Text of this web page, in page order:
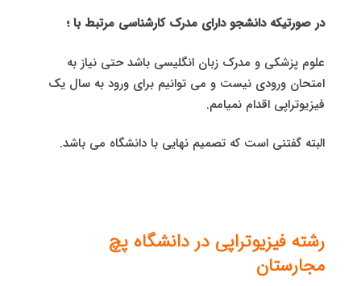
در صورتیکه دانشجو دارای مدرک کارشناسی مرتبط با ؛
علوم پزشکی و مدرک زبان انگلیسی باشد حتی نیاز به
امتحان ورودی نیست و می توانیم برای ورود به سال یک
فیزیوتراپی اقدام نمیامم.
البته گفتنی است که تصمیم نهایی با دانشگاه می باشد.
رشته فیزیوتراپی در دانشگاه پچ
مجارستان